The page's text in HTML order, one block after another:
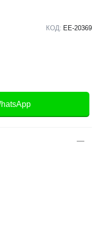
КОД: EE-20369